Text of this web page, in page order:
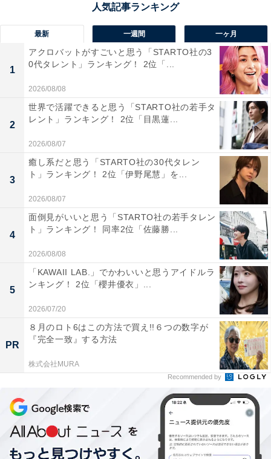
1位：北川景子
期間限定だった写真集のInstagramも本日で終了でし
た。
たくさんの方に写真集を見ていただけて嬉しい2023
年でした！
まだオフショットあったので載せておきます✨
— 北川景子/ Keiko Kitagawa (@KKeiko_official)
December 29, 2023
1位は、北川景子さん。北川さんが17歳だった2003年か
ら中高生向けファッション雑誌『Seventeen』（集英社
※2021年から月刊誌の発刊終了）の専属モデルとして活
躍。同誌のオーディションと同時期に受けた2003年放送
系）のオーディションにも合格し、セーラーマーズ・火
野レイ役で俳優デビューを果たしました。2023年にはデ
ビュー20周年を迎え、プライベートでは2024年2月に第2
子の出産を報告するなど、常に注目を集めています。
最新 一週間 一ヶ月
1
アクロバットがすごいと思う「STARTO社の3
0代タレント」ランキング！ 2位「...
2026/08/08
2
世界で活躍できると思う「STARTO社の若手タ
レント」ランキング！ 2位「目黒蓮...
2026/08/07
3
癒し系だと思う「STARTO社の30代タレン
ト」ランキング！ 2位「伊野尾慧」を...
2026/08/07
4
面倒見がいいと思う「STARTO社の若手タレン
ト」ランキング！ 同率2位「佐藤勝...
2026/08/08
5
「KAWAII LAB.」でかわいいと思うアイドルラ
ンキング！ 2位「櫻井優衣」...
2026/07/20
PR
８月のロト6はこの方法で買え!!６つの数字が
『完全一致』する方法
株式会社MURA
Recommended by